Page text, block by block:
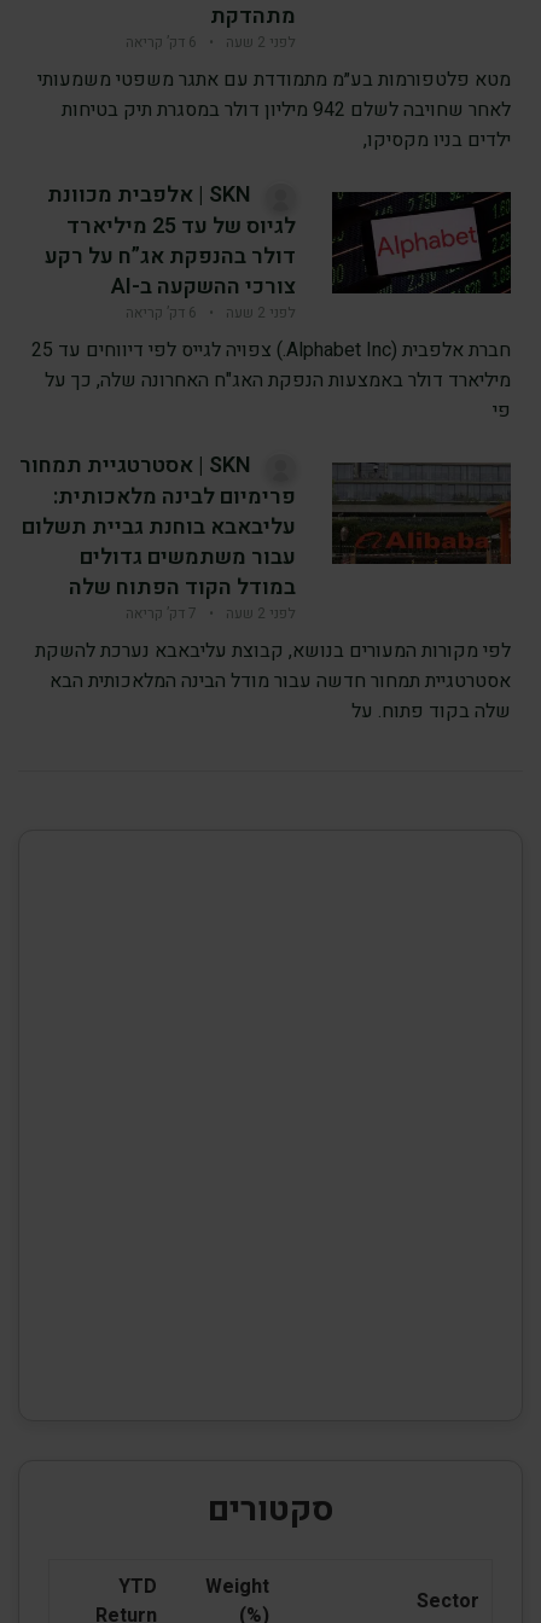
מתהדקת
לפני 2 שעה • 6 דק’ קריאה
מטא פלטפורמות בע״מ מתמודדת עם אתגר משפטי משמעותי
לאחר שחויבה לשלם 942 מיליון דולר במסגרת תיק בטיחות
ילדים בניו מקסיקו,
SKN | אלפבית מכוונת
לגיוס של עד 25 מיליארד
דולר בהנפקת אג”ח על רקע
צורכי ההשקעה ב-AI
לפני 2 שעה • 6 דק’ קריאה
חברת אלפבית (Alphabet Inc.) צפויה לגייס לפי דיווחים עד 25
מיליארד דולר באמצעות הנפקת האג"ח האחרונה שלה, כך על
פי
SKN | אסטרטגיית תמחור
פרימיום לבינה מלאכותית:
עליבאבא בוחנת גביית תשלום
עבור משתמשים גדולים
במודל הקוד הפתוח שלה
לפני 2 שעה • 7 דק’ קריאה
לפי מקורות המעורים בנושא, קבוצת עליבאבא נערכת להשקת
אסטרטגיית תמחור חדשה עבור מודל הבינה המלאכותית הבא
שלה בקוד פתוח. על
סקטורים
Sector
Weight
(%)
YTD
Return